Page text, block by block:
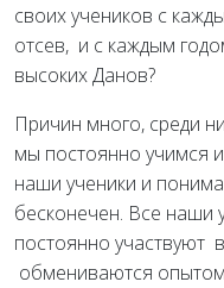
своих учеников с
отсев, и с каждым
высоких Данов?
Причин много, среди
мы постоянно учимся
наши ученики и
бесконечен. Все наши
постоянно участвуют
обмениваются